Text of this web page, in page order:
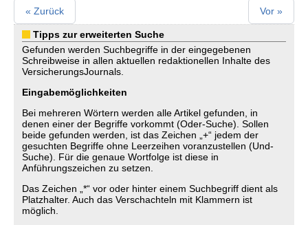
« Zurück Vor »
Tipps zur erweiterten Suche
Gefunden werden Suchbegriffe in der eingegebenen
Schreibweise in allen aktuellen redaktionellen Inhalte des
VersicherungsJournals.
Eingabemöglichkeiten
Bei mehreren Wörtern werden alle Artikel gefunden, in
denen einer der Begriffe vorkommt (Oder-Suche). Sollen
beide gefunden werden, ist das Zeichen „+“ jedem der
gesuchten Begriffe ohne Leerzeihen voranzustellen (Und-
Suche). Für die genaue Wortfolge ist diese in
Anführungszeichen zu setzen.
Das Zeichen „*“ vor oder hinter einem Suchbegriff dient als
Platzhalter. Auch das Verschachteln mit Klammern ist
möglich.